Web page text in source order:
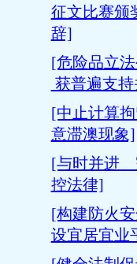
征文比赛颁
辞]
[危险品立
获普遍支
[中止计算
意滞澳现象]
[与时并进
控法律]
[构建防火
设宜居宜业